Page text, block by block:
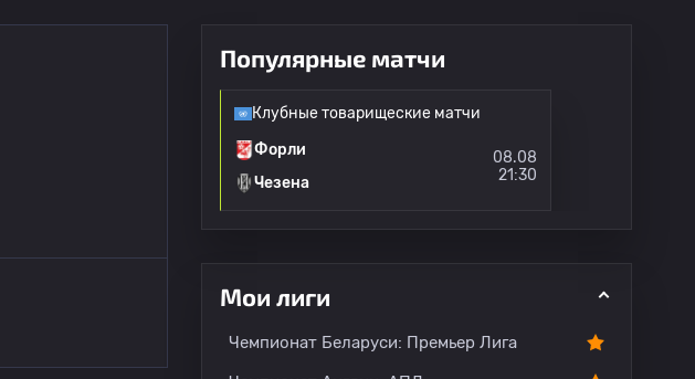
Популярные матчи
Клубные товарищеские матчи
Форли
Чезена
08.08
21:30
Мои лиги
Чемпионат Беларуси: Премьер Лига